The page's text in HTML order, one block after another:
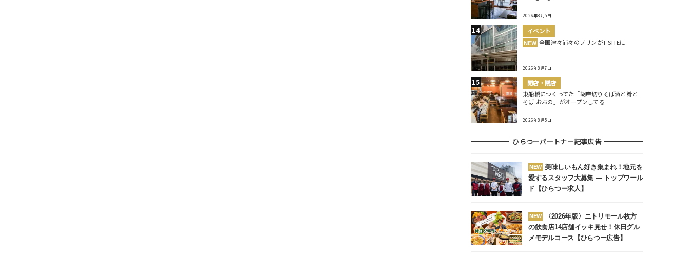
2026年8月5日
イベント
NEW 全国津々浦々のプリンがT-SITEに
2026年8月7日
開店・閉店
東船橋につくってた「胡麻切りそば酒と肴と
そば おおの」がオープンしてる
2026年8月5日
ひらつーパートナー記事広告
NEW 美味しいもん好き集まれ！地元を
愛するスタッフ大募集 ― トップワール
ド【ひらつー求人】
NEW
〈2026年版〉ニトリモール枚方
の飲食店14店舗イッキ見せ！休日グル
メモデルコース【ひらつー広告】